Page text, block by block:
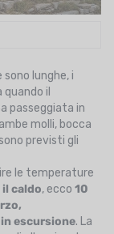
sono lunghe, i
il
passeggiata in
molli, bocca
previsti gli
le temperature
caldo, ecco 10
escursione. La